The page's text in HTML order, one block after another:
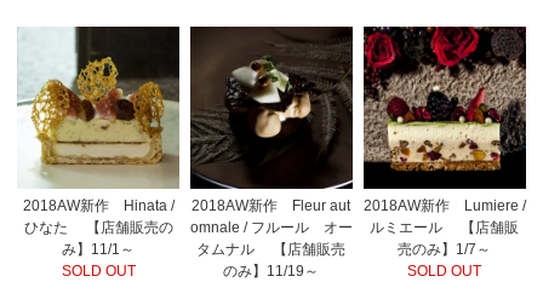
2018AW新作 Hinata /
ひなた 【店舗販売の
み】11/1～
SOLD OUT
2018AW新作 Fleur aut
omnale / フルール オー
タムナル 【店舗販売
のみ】11/19～
2018AW新作 Lumiere /
ルミエール 【店舗販
売のみ】1/7～
SOLD OUT